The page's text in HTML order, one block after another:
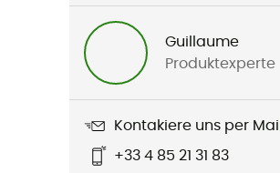
Steigeisentauglichkeit - Typ
Technologien
PROOF™ Eco
Wasserdichtigkeit
Guillaume
Produktexperte
Kontakiere uns per Mail
+33 4 85 21 31 83